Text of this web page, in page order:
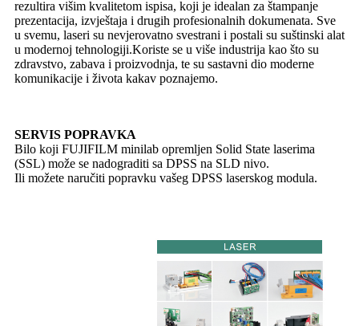
rezultira višim kvalitetom ispisa, koji je idealan za štampanje
prezentacija, izvještaja i drugih profesionalnih dokumenata. Sve
u svemu, laseri su nevjerovatno svestrani i postali su suštinski alat
u modernoj tehnologiji.Koriste se u više industrija kao što su
zdravstvo, zabava i proizvodnja, te su sastavni dio moderne
komunikacije i života kakav poznajemo.
SERVIS POPRAVKA
Bilo koji FUJIFILM minilab opremljen Solid State laserima
(SSL) može se nadograditi sa DPSS na SLD nivo.
Ili možete naručiti popravku vašeg DPSS laserskog modula.